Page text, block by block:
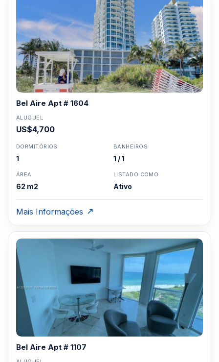
Bel Aire Apt # 1604
ALUGUEL
US$4,700
DORMITÓRIOS
1
BANHEIROS
1 / 1
ÁREA
62 m2
LISTADO COMO
Ativo
Mais Informações
Bel Aire Apt # 1107